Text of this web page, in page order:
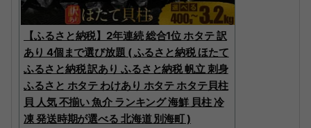
【ふるさと納税】2年連続 総合1位 ホタテ 訳
あり 4個まで選び放題 ( ふるさと納税 ほたて
ふるさと納税 訳あり ふるさと納税 帆立 刺身
ふるさと ホタテ わけあり ホタテ ホタテ貝柱
貝 人気 不揃い 魚介 ランキング 海鮮 貝柱 冷
凍 発送時期が選べる 北海道 別海町 )